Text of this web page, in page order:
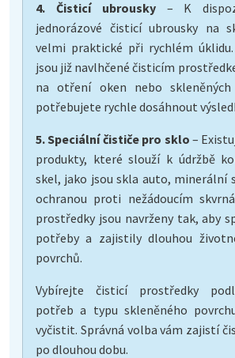
4. Čisticí ubrousky– K
jednorázové čisticí ubrousky na
velmi praktické při rychlém
jsou již navlhčené čisticím
na otření oken nebo skleněných
potřebujete rychle dosáhnout
5. Speciální čističe pro sklo –
produkty, které slouží k údržbě
skel, jako jsou skla auto, minerální
ochranou proti nežádoucím
prostředky jsou navrženy tak, aby
potřeby a zajistily dlouhou
povrchů.
Vybírejte čisticí prostředky
potřeb a typu skleněného
vyčistit. Správná volba vám zajistí
po dlouhou dobu.